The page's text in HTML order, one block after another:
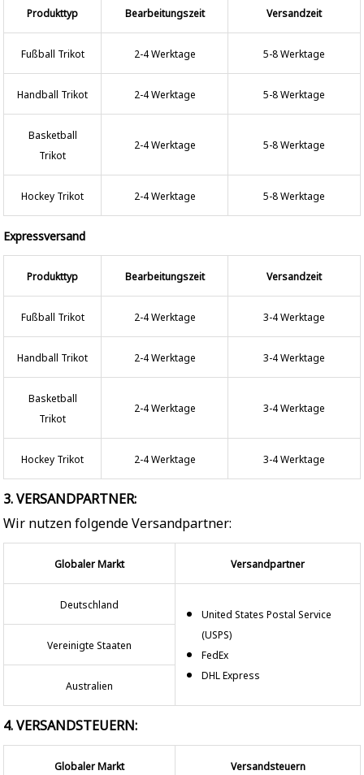
Produkttyp Bearbeitungszeit Versandzeit
Fußball Trikot 2-4 Werktage 5-8 Werktage
Handball Trikot 2-4 Werktage 5-8 Werktage
Basketball
Trikot
2-4 Werktage 5-8 Werktage
Hockey Trikot 2-4 Werktage 5-8 Werktage
Expressversand
Produkttyp Bearbeitungszeit Versandzeit
Fußball Trikot 2-4 Werktage 3-4 Werktage
Handball Trikot 2-4 Werktage 3-4 Werktage
Basketball
Trikot
2-4 Werktage 3-4 Werktage
Hockey Trikot 2-4 Werktage 3-4 Werktage
3. VERSANDPARTNER:
Wir nutzen folgende Versandpartner:
Globaler Markt Versandpartner
Deutschland
United States Postal Service
(USPS)
FedEx
DHL Express
Vereinigte Staaten
Australien
4. VERSANDSTEUERN:
Globaler Markt Versandsteuern